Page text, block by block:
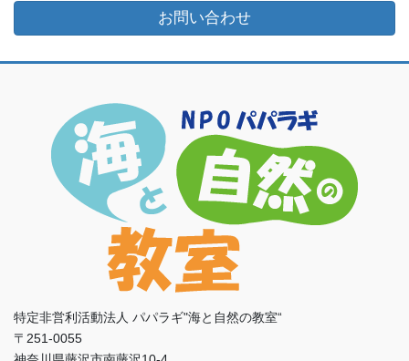
お問い合わせ
特定非営利活動法人 パパラギ"海と自然の教室“
〒251-0055